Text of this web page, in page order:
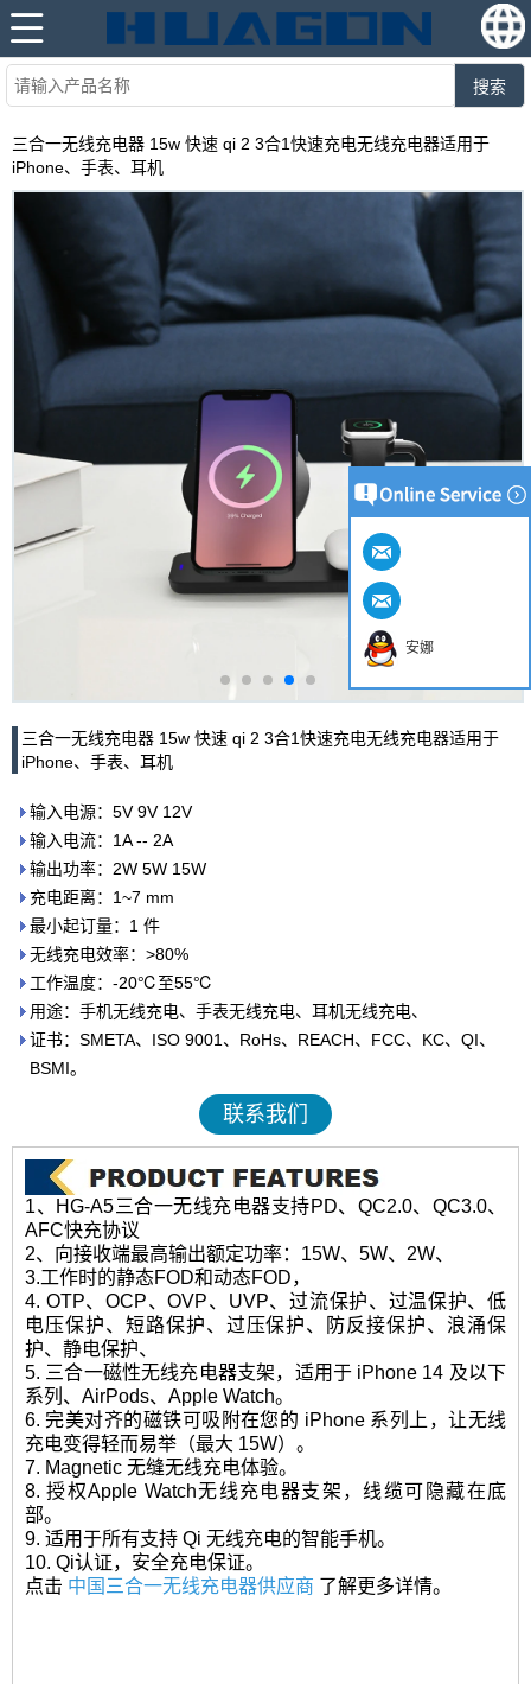
搜索
三合一无线充电器 15w 快速 qi 2 3合1快速充电无线充电器适用于
iPhone、手表、耳机
三合一无线充电器 15w 快速 qi 2 3合1快速充电无线充电器适用于
iPhone、手表、耳机
输入电源：5V 9V 12V
输入电流：1A -- 2A
输出功率：2W 5W 15W
充电距离：1~7 mm
最小起订量：1 件
无线充电效率：>80%
工作温度：-20℃至55℃
用途：手机无线充电、手表无线充电、耳机无线充电、
证书：SMETA、ISO 9001、RoHs、REACH、FCC、KC、QI、
BSMI。
联系我们
1、HG-A5三合一无线充电器支持PD、QC2.0、QC3.0、
AFC快充协议
2、向接收端最高输出额定功率：15W、5W、2W、
3.工作时的静态FOD和动态FOD，
4. OTP、OCP、OVP、UVP、过流保护、过温保护、低
电压保护、短路保护、过压保护、防反接保护、浪涌保
护、静电保护、
5. 三合一磁性无线充电器支架，适用于 iPhone 14 及以下
系列、AirPods、Apple Watch。
6. 完美对齐的磁铁可吸附在您的 iPhone 系列上，让无线
充电变得轻而易举（最大 15W）。
7. Magnetic 无缝无线充电体验。
8. 授权Apple Watch无线充电器支架，线缆可隐藏在底
部。
9. 适用于所有支持 Qi 无线充电的智能手机。
10. Qi认证，安全充电保证。
点击 中国三合一无线充电器供应商 了解更多详情。
安娜